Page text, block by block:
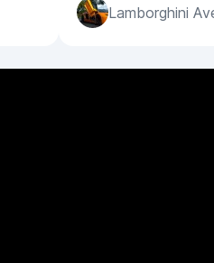
Lamborghini